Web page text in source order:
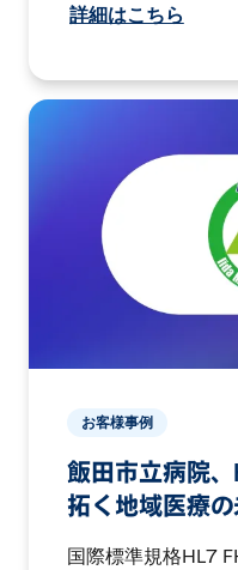
詳細はこちら
お客様事例
飯田市立病院
拓く地域医療
国際標準規格HL7